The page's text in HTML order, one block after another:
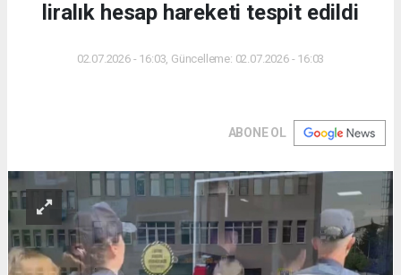
liralık hesap hareketi tespit edildi
02.07.2026 - 16:03, Güncelleme: 02.07.2026 - 16:03
ABONE OL